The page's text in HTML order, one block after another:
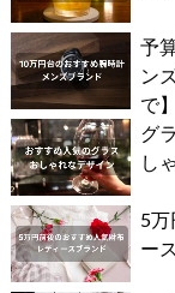
予
ン
で】
グ
し
5
ー